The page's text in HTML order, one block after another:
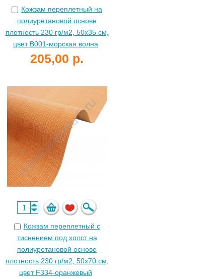
Кожзам переплетный на
полиуретановой основе
плотность 230 гр/м2, 50х35 см,
цвет B001-морская волна
205,00 р.
Кожзам переплетный с
тиснением под холст на
полиуретановой основе
плотность 230 гр/м2, 50х70 см,
цвет F334-оранжевый